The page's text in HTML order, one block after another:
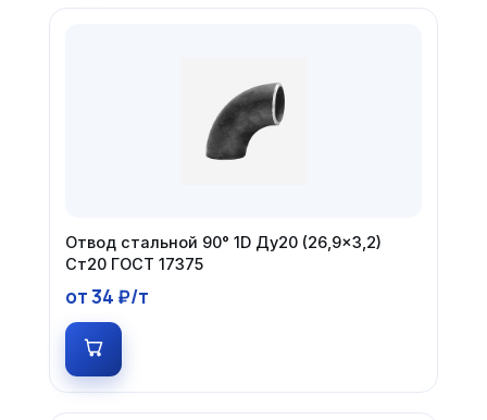
Отвод стальной 90° 1D Ду20 (26,9×3,2)
Ст20 ГОСТ 17375
от 34 ₽/т